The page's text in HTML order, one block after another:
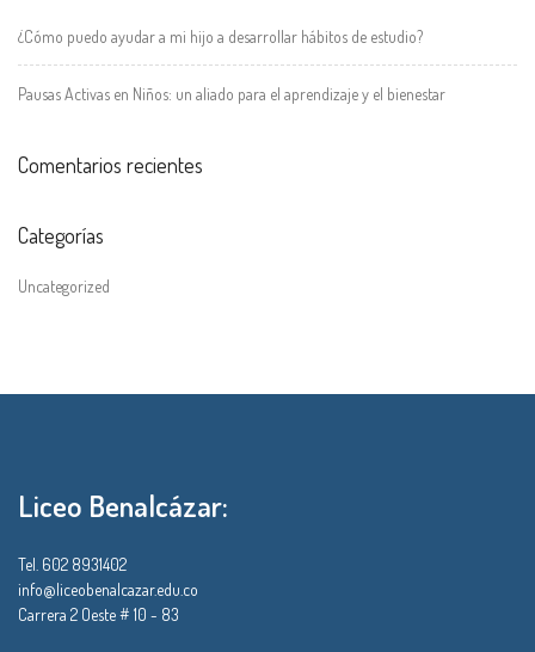
¿Cómo puedo ayudar a mi hijo a desarrollar hábitos de estudio?
Pausas Activas en Niños: un aliado para el aprendizaje y el bienestar
Comentarios recientes
Categorías
Uncategorized
Liceo Benalcázar:
Tel. 602 8931402
info@liceobenalcazar.edu.co
Carrera 2 Oeste # 10 - 83